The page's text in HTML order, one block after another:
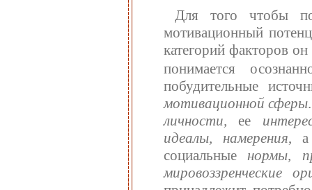
Для того чтобы
мотивационный
категорий факторов
понимается
побудительные
мотивационной сферы
личности, ее
идеалы, намерения, а
социальныенормы,
мировоззренческие